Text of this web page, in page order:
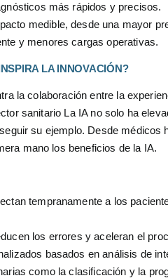
más rápidos y precisos.
medible, desde una mayor
y menores cargas operativas.
LA INNOVACIÓN?
la colaboración entre la
sanitario La IA no solo ha
su ejemplo. Desde
mano los beneficios de la IA.
tempranamente a los
los errores y aceleran el
basados en análisis de
como la clasificación y la